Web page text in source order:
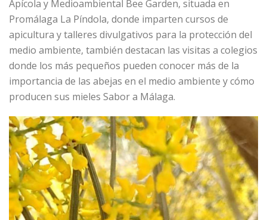
Apícola y Medioambiental Bee Garden, situada en
Promálaga La Píndola, donde imparten cursos de
apicultura y talleres divulgativos para la protección del
medio ambiente, también destacan las visitas a colegios
donde los más pequeños pueden conocer más de la
importancia de las abejas en el medio ambiente y cómo
producen sus mieles Sabor a Málaga.